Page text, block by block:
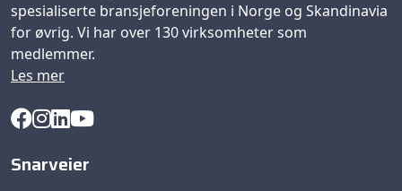
spesialiserte bransjeforeningen i Norge og Skandinavia
for øvrig. Vi har over 130 virksomheter som
medlemmer.
Les mer
Snarveier